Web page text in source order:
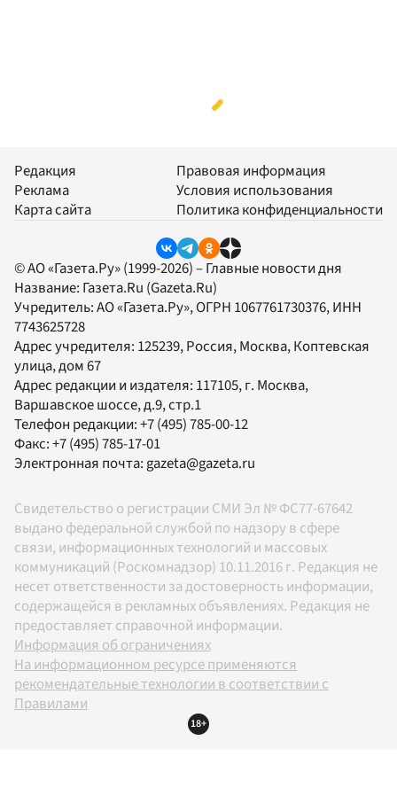
Редакция
Реклама
Карта сайта
Правовая информация
Условия использования
Политика конфиденциальности
© АО «Газета.Ру» (1999-2026) – Главные новости дня
Название: Газета.Ru (Gazeta.Ru)
Учредитель:АО «Газета.Ру», ОГРН 1067761730376, ИНН
7743625728
Адрес учредителя: 125239, Россия, Москва, Коптевская
улица, дом 67
Адрес редакции и издателя: 117105, г. Москва,
Варшавское шоссе, д.9, стр.1
Телефон редакции:+7 (495) 785-00-12
Факс:+7 (495) 785-17-01
Электронная почта:gazeta@gazeta.ru
Свидетельство о регистрации СМИ Эл № ФС77-67642
выдано федеральной службой по надзору в сфере
связи, информационных технологий и массовых
коммуникаций (Роскомнадзор) 10.11.2016 г. Редакция не
несет ответственности за достоверность информации,
содержащейся в рекламных объявлениях. Редакция не
предоставляет справочной информации.
Информация об ограничениях
На информационном ресурсе применяются
рекомендательные технологии в соответствии с
Правилами
18+